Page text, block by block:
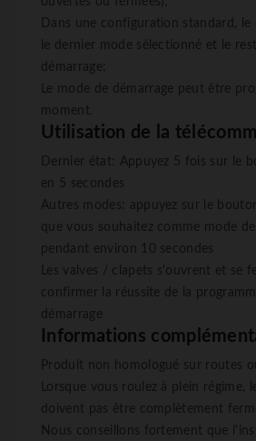
Dans une configuration standard, le
le dernier mode sélectionné et le
démarrage;
Le mode de démarrage peut être
moment.
Utilisation de la
Dernier état: Appuyez 5 fois sur le
en 5 secondes
Autres modes: appuyez sur le
que vous souhaitez comme mode
pendant environ 10 secondes
Les valves / clapets s'ouvrent et se
confirmer la réussite de la
démarrage
Informations
Produit non homologué sur routes
Lorsque vous roulez à plein régime,
doivent pas être complètement
Nous conseillons fortement que